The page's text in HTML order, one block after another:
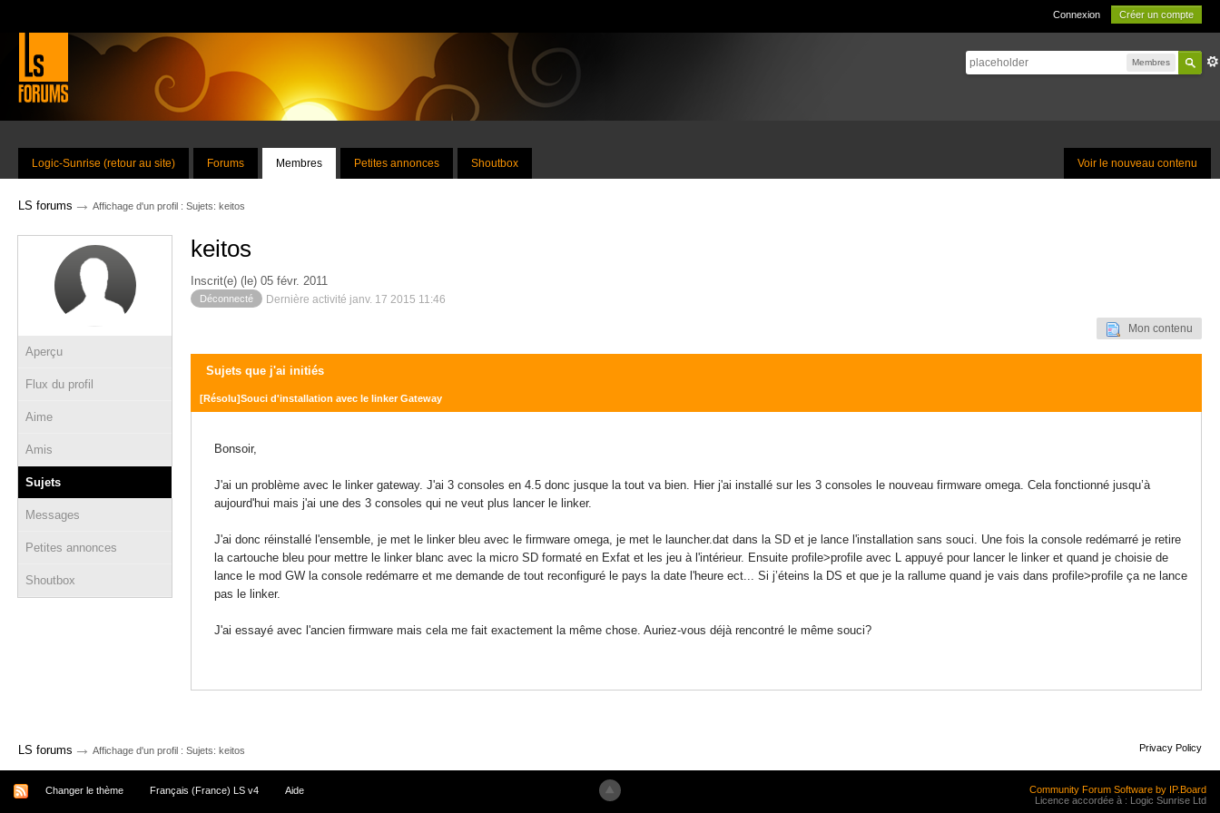
Connexion Créer un compte
Membres
Voir le nouveau contenu
Logic-Sunrise (retour au site) Forums Membres Petites annonces Shoutbox
LS forums → Affichage d'un profil : Sujets: keitos
Aperçu
Flux du profil
Aime
Amis
Sujets
Messages
Petites annonces
Shoutbox
keitos
Inscrit(e) (le) 05 févr. 2011
Déconnecté Dernière activité janv. 17 2015 11:46
Mon contenu
Sujets que j'ai initiés
[Résolu]Souci d'installation avec le linker Gateway
Bonsoir,
J'ai un problème avec le linker gateway. J'ai 3 consoles en 4.5 donc jusque la tout va bien. Hier j'ai installé sur les 3 consoles le nouveau firmware omega. Cela fonctionné jusqu’à
aujourd'hui mais j'ai une des 3 consoles qui ne veut plus lancer le linker.
J'ai donc réinstallé l'ensemble, je met le linker bleu avec le firmware omega, je met le launcher.dat dans la SD et je lance l'installation sans souci. Une fois la console redémarré je retire
la cartouche bleu pour mettre le linker blanc avec la micro SD formaté en Exfat et les jeu à l'intérieur. Ensuite profile>profile avec L appuyé pour lancer le linker et quand je choisie de
lance le mod GW la console redémarre et me demande de tout reconfiguré le pays la date l'heure ect... Si j’éteins la DS et que je la rallume quand je vais dans profile>profile ça ne lance
pas le linker.
J'ai essayé avec l'ancien firmware mais cela me fait exactement la même chose. Auriez-vous déjà rencontré le même souci?
LS forums → Affichage d'un profil : Sujets: keitos Privacy Policy
Changer le thème Français (France) LS v4 Aide
Community Forum Software by IP.Board
Licence accordée à : Logic Sunrise Ltd